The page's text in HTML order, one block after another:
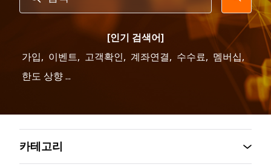
[인기 검색어]
가입, 이벤트, 고객확인, 계좌연결, 수수료, 멤버십,
한도 상향 ...
카테고리